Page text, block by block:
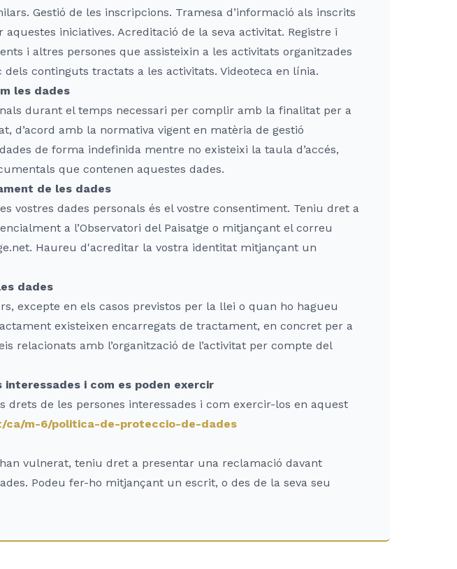
Gestió de les inscripcions. Tramesa d’informació als inscrits
iniciatives. Acreditació de la seva activitat. Registre i
i altres persones que assisteixin a les activitats organitzades
continguts tractats a les activitats. Videoteca en línia.
les dades
durant el temps necessari per complir amb la finalitat per a
d’acord amb la normativa vigent en matèria de gestió
de forma indefinida mentre no existeixi la taula d’accés,
que contenen aquestes dades.
de les dades
vostres dades personals és el vostre consentiment. Teniu dret a
a l’Observatori del Paisatge o mitjançant el correu
Haureu d'acreditar la vostra identitat mitjançant un
dades
excepte en els casos previstos per la llei o quan ho hagueu
existeixen encarregats de tractament, en concret per a
relacionats amb l’organització de l’activitat per compte del
i com es poden exercir
drets de les persones interessades i com exercir-los en aquest
ca/m-6/politica-de-proteccio-de-dades
vulnerat, teniu dret a presentar una reclamació davant
Podeu fer-ho mitjançant un escrit, o des de la seva seu